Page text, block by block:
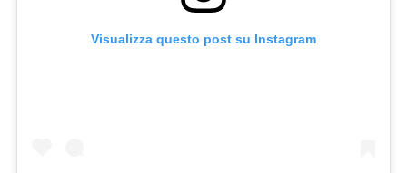
Visualizza questo post su Instagram